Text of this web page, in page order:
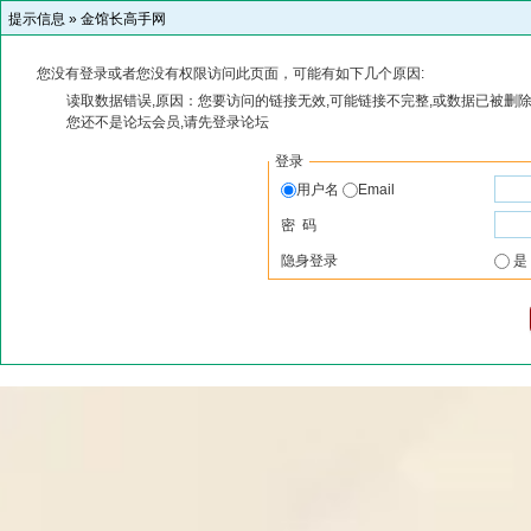
提示信息 » 金馆长高手网
您没有登录或者您没有权限访问此页面，可能有如下几个原因:
读取数据错误,原因：您要访问的链接无效,可能链接不完整,或数据已被删
您还不是论坛会员,请先登录论坛
登录
用户名
Email
密 码
隐身登录